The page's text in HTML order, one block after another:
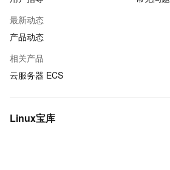
最新动态
产品动态
相关产品
云服务器 ECS
Linux宝库